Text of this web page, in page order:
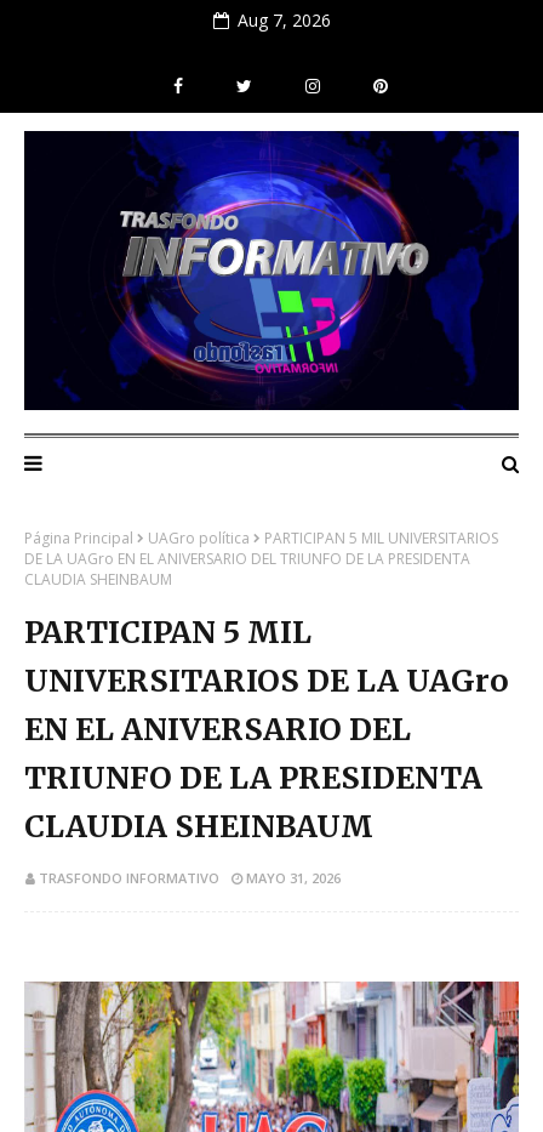
Aug 7, 2026
Página Principal UAGro política
PARTICIPAN 5 MIL UNIVERSITARIOS
DE LA UAGro EN EL ANIVERSARIO DEL TRIUNFO DE LA PRESIDENTA
CLAUDIA SHEINBAUM
PARTICIPAN 5 MIL
UNIVERSITARIOS DE LA UAGro
EN EL ANIVERSARIO DEL
TRIUNFO DE LA PRESIDENTA
CLAUDIA SHEINBAUM
TRASFONDO INFORMATIVO MAYO 31, 2026